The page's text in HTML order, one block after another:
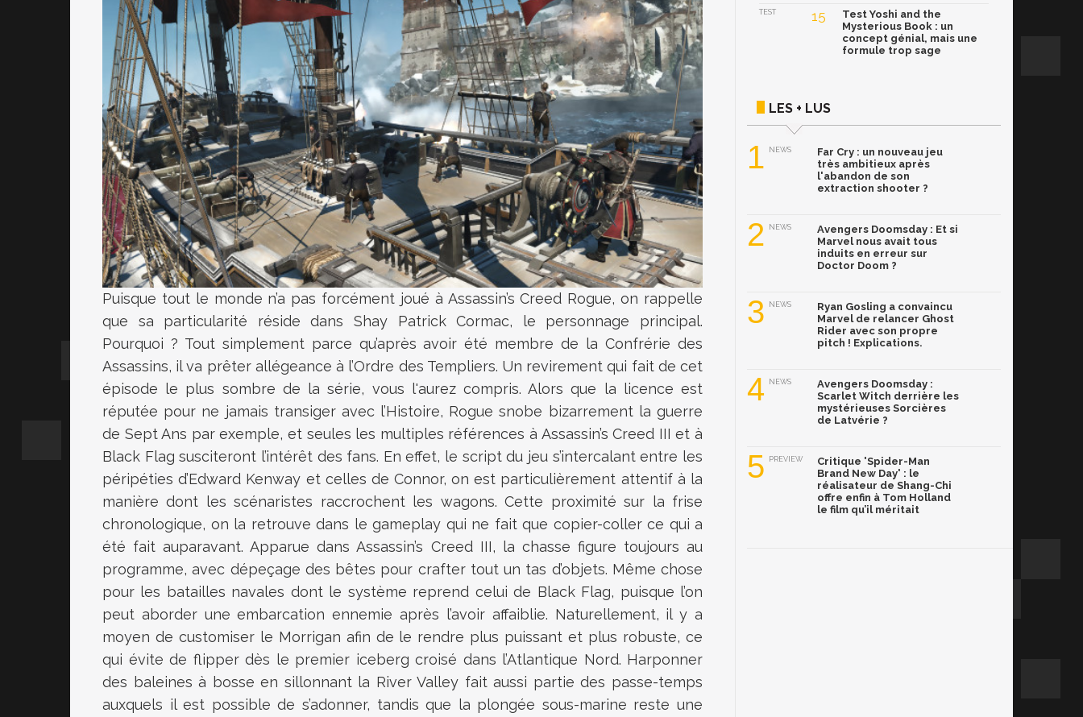
Puisque tout le monde n’a pas forcément joué à Assassin’s Creed Rogue, on rappelle
que sa particularité réside dans Shay Patrick Cormac, le personnage principal.
Pourquoi ? Tout simplement parce qu’après avoir été membre de la Confrérie des
Assassins, il va prêter allégeance à l’Ordre des Templiers. Un revirement qui fait de cet
épisode le plus sombre de la série, vous l'aurez compris. Alors que la licence est
réputée pour ne jamais transiger avec l’Histoire, Rogue snobe bizarrement la guerre
de Sept Ans par exemple, et seules les multiples références à Assassin’s Creed III et à
Black Flag susciteront l’intérêt des fans. En effet, le script du jeu s’intercalant entre les
péripéties d’Edward Kenway et celles de Connor, on est particulièrement attentif à la
manière dont les scénaristes raccrochent les wagons. Cette proximité sur la frise
chronologique, on la retrouve dans le gameplay qui ne fait que copier-coller ce qui a
été fait auparavant. Apparue dans Assassin’s Creed III, la chasse figure toujours au
programme, avec dépeçage des bêtes pour crafter tout un tas d’objets. Même chose
pour les batailles navales dont le système reprend celui de Black Flag, puisque l’on
peut aborder une embarcation ennemie après l’avoir affaiblie. Naturellement, il y a
moyen de customiser le Morrigan afin de le rendre plus puissant et plus robuste, ce
qui évite de flipper dès le premier iceberg croisé dans l’Atlantique Nord. Harponner
des baleines à bosse en sillonnant la River Valley fait aussi partie des passe-temps
auxquels il est possible de s’adonner, tandis que la plongée sous-marine reste une
TEST 15
Test Yoshi and the
Mysterious Book : un
concept génial, mais une
formule trop sage
LES + LUS
1 NEWS
Far Cry : un nouveau jeu
très ambitieux après
l'abandon de son
extraction shooter ?
2 NEWS
Avengers Doomsday : Et si
Marvel nous avait tous
induits en erreur sur
Doctor Doom ?
3 NEWS
Ryan Gosling a convaincu
Marvel de relancer Ghost
Rider avec son propre
pitch ! Explications.
4 NEWS
Avengers Doomsday :
Scarlet Witch derrière les
mystérieuses Sorcières
de Latvérie ?
5 PREVIEW
Critique 'Spider-Man
Brand New Day' : le
réalisateur de Shang-Chi
offre enfin à Tom Holland
le film qu’il méritait